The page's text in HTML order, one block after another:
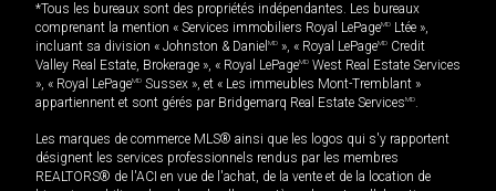
*Tous les bureaux sont des propriétés indépendantes. Les bureaux
comprenant la mention « Services immobiliers Royal LePageMD Ltée »,
incluant sa division « Johnston & Daniel MD », « Royal LePageMD Credit
Valley Real Estate, Brokerage », « Royal LePageMD West Real Estate Services
», « Royal LePageMD Sussex », et « Les immeubles Mont-Tremblant »
appartiennent et sont gérés par Bridgemarq Real Estate ServicesMD.
Les marques de commerce MLS® ainsi que les logos qui s'y rapportent
désignent les services professionnels rendus par les membres
REALTORS® de l'ACI en vue de l'achat, de la vente et de la location de